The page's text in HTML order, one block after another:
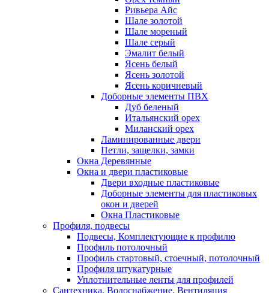
Ривьера Айс
Шале золотой
Шале мореный
Шале серый
Эмалит белый
Ясень белый
Ясень золотой
Ясень коричневый
Доборные элементы ПВХ
Дуб беленый
Итальянский орех
Миланский орех
Ламинированные двери
Петли, защелки, замки
Окна Деревянные
Окна и двери пластиковые
Двери входные пластиковые
Доборные элементы для пластиковых
окон и дверей
Окна Пластиковые
Профиля, подвесы
Подвесы, Комплектующие к профилю
Профиль потолочный
Профиль стартовый, стоечный, потолочный
Профиля штукатурные
Уплотнительные ленты для профилей
Сантехника, Водоснабжение, Вентиляция